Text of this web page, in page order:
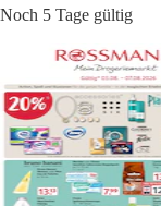
Noch 5 Tage gültig